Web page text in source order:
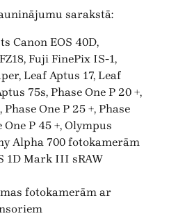
sarakstā:
Canon EOS 40D,
Fuji FinePix IS-1,
Leaf Aptus 17, Leaf
75s, Phase One P 20 +,
Phase One P 25 +, Phase
One P 45 +, Olympus
Alpha 700 fotokamerām
1D Mark III sRAW
fotokamerām ar